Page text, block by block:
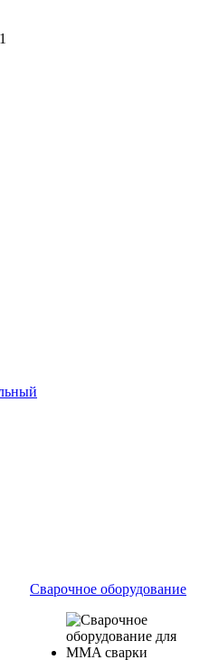
Сварочное оборудование